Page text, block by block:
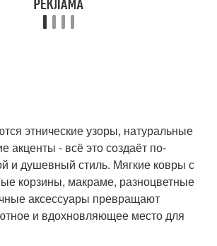
этнические узоры, натуральные
акценты - всё это создаёт по-
и душевный стиль. Мягкие ковры с
корзины, макраме, разноцветные
аксессуары превращают
и вдохновляющее место для